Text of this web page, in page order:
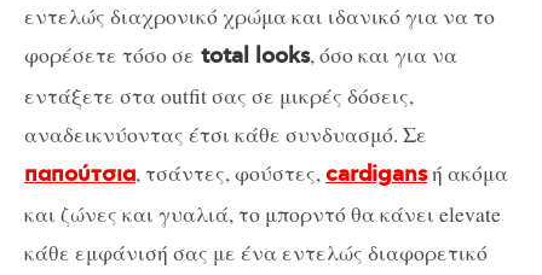
εντελώς διαχρονικό χρώμα και ιδανικό για να το
φορέσετε τόσο σε total looks, όσο και για να
εντάξετε στα outfit σας σε μικρές δόσεις,
αναδεικνύοντας έτσι κάθε συνδυασμό. Σε
παπούτσια, τσάντες, φούστες,cardigansή ακόμα
και ζώνες και γυαλιά, το μπορντό θα κάνει elevate
κάθε εμφάνισή σας με ένα εντελώς διαφορετικό